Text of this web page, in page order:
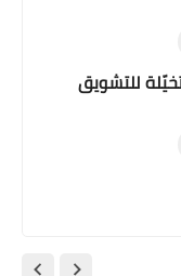
للتشويق